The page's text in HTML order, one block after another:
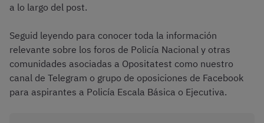
a lo largo del post.
Seguid leyendo para conocer toda la información
relevante sobre los foros de Policía Nacional y otras
comunidades asociadas a Opositatest como nuestro
canal de Telegram o grupo de oposiciones de Facebook
para aspirantes a Policía Escala Básica o Ejecutiva.